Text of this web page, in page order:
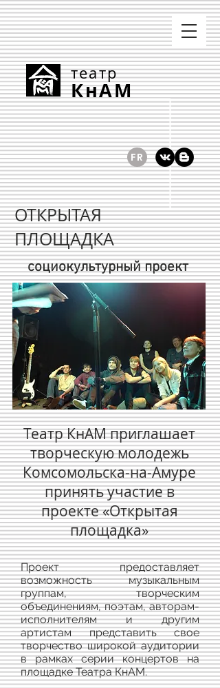
театр
КнАМ
FR
ОТКРЫТАЯ
ПЛОЩАДКА
социокультурный проект
Театр КнАМ приглашает
творческую молодежь
Комсомольска-на-Амуре
принять участие в
проекте «Открытая
площадка»
Проект предоставляет
возможность музыкальным
группам, творческим
объединениям, поэтам, авторам-
исполнителям и другим
артистам представить свое
творчество широкой аудитории
в рамках серии концертов на
площадке Театра КнАМ.